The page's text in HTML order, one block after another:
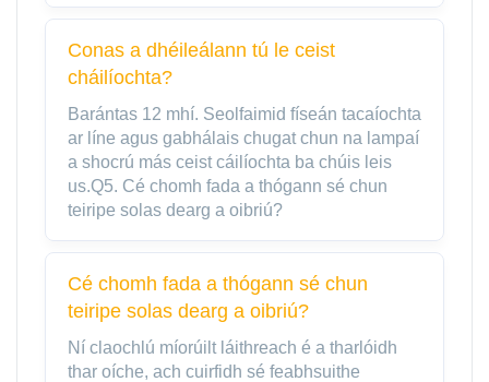
Conas a dhéileálann tú le ceist
cháilíochta?
Barántas 12 mhí. Seolfaimid físeán tacaíochta
ar líne agus gabhálais chugat chun na lampaí
a shocrú más ceist cáilíochta ba chúis leis
us.Q5. Cé chomh fada a thógann sé chun
teiripe solas dearg a oibriú?
Cé chomh fada a thógann sé chun
teiripe solas dearg a oibriú?
Ní claochlú míorúilt láithreach é a tharlóidh
thar oíche, ach cuirfidh sé feabhsuithe